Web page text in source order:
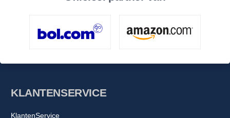
KLANTENSERVICE
KlantenService